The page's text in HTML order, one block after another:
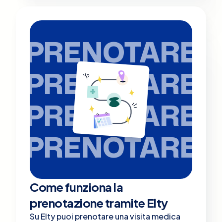
PRENOTARE
PRENOTARE
PRENOTARE
PRENOTARE
Come funziona la
prenotazione tramite Elty
Su Elty puoi prenotare una visita medica